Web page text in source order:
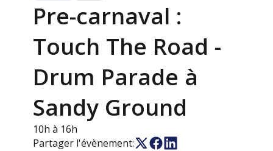
Pre-carnaval :
Touch The Road -
Drum Parade à
Sandy Ground
10h à 16h
Partager l'évènement: